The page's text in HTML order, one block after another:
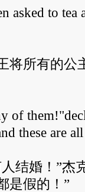
to tea
所有的公
these are
婚！”杰
是假的！”